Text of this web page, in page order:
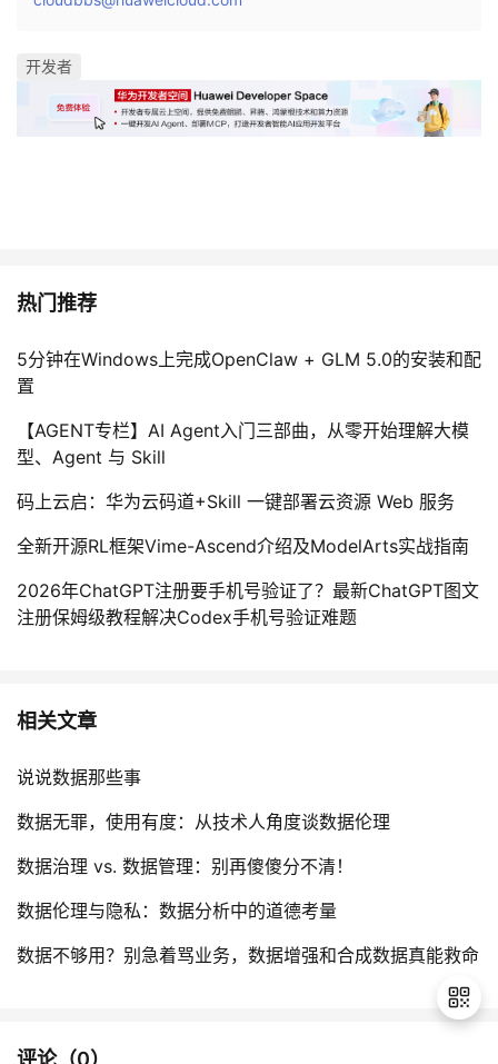
开发者
热门推荐
5分钟在Windows上完成OpenClaw + GLM 5.0的安装和配
置
【AGENT专栏】AI Agent入门三部曲，从零开始理解大模
型、Agent 与 Skill
码上云启：华为云码道+Skill 一键部署云资源 Web 服务
全新开源RL框架Vime-Ascend介绍及ModelArts实战指南
2026年ChatGPT注册要手机号验证了？最新ChatGPT图文
注册保姆级教程解决Codex手机号验证难题
相关文章
说说数据那些事
数据无罪，使用有度：从技术人角度谈数据伦理
数据治理 vs. 数据管理：别再傻傻分不清！
数据伦理与隐私：数据分析中的道德考量
数据不够用？别急着骂业务，数据增强和合成数据真能救命